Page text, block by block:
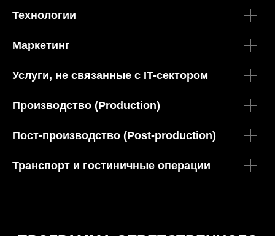
Технологии
Маркетинг
Услуги, не связанные с IT-сектором
Производство (Production)
Пост-производство (Post-production)
Транспорт и гостиничные операции